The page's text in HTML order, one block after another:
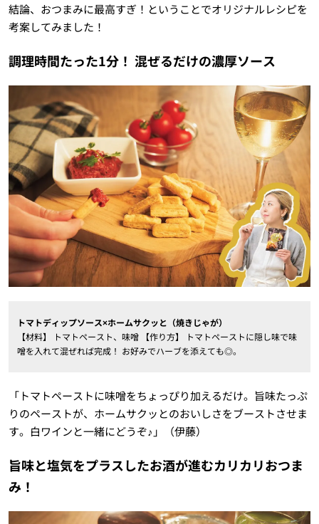
結論、おつまみに最高すぎ！ということでオリジナルレシピを
考案してみました！
調理時間たった1分！ 混ぜるだけの濃厚ソース
トマトディップソース×ホームサクッと（焼きじゃが）
【材料】 トマトペースト、味噌 【作り方】 トマトペーストに隠し味で味
噌を入れて混ぜれば完成！ お好みでハーブを添えても◎。
「トマトペーストに味噌をちょっぴり加えるだけ。旨味たっぷ
りのペーストが、ホームサクッとのおいしさをブーストさせま
す。白ワインと一緒にどうぞ♪」（伊藤）
旨味と塩気をプラスしたお酒が進むカリカリおつま
み！